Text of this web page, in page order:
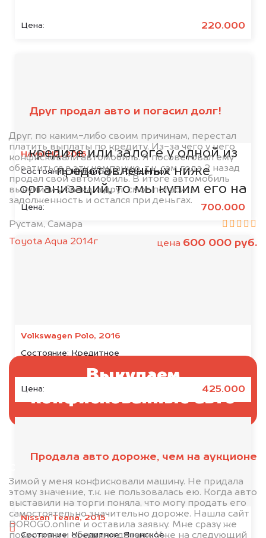
Цена: 220.000
Haval H2, 2016
Состояние:Китайское, Кредитное
Цена: 700.000
Volkswagen Polo, 2016
Состояние: Кредитное
Цена: 425.000
Nissan Teana, 2015
Состояние: Кредитное, Японское
Друг продал авто и погасил долг!
Друг, по каким-либо своим причинам, перестал
платить выплаты по кредиту. Из-за чего у него
конфисковали автомобиль. Я посоветовал ему
обратиться в эту компанию, т.к. сам года 2 назад
продал свой автомобиль. В итоге автомобиль
выкупили у банка, а друг смог погасить
задолженность и остался при деньгах.
Рустам, Самара
Toyota Aqua 2014г
цена 600 000 руб.
Продала авто дороже, чем на аукционе
Зимой у меня конфисковали машину. Не придала
этому значение, т.к. не пользовалась ею. Когда авто
выставили на торги поняла, что могу продать его
самостоятельно значительно дороже. Нашла сайт
DOROGO.online и оставила заявку. Мне сразу же
позвонили и обсудили детали. Уже на следующий
банками
Если ваш автомобиль находится в
кредите или залоге у одной из
представленных ниже
организаций, то мы купим его на
5% дороже!
Выкупаем
конфискованные авто
минуту эксперт-оценщик назовёт сумму.
1. Сфотографируйте машину:
спереди